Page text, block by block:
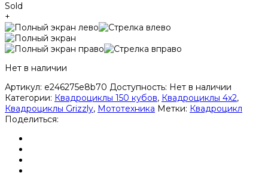
Sold
+
Нет в наличии
Артикул: e246275e8b70 Доступность: Нет в наличии
Категории: Квадроциклы 150 кубов, Квадроциклы 4x2,
Квадроциклы Grizzly, Мототехника Метки: Квадроцикл
Поделиться: